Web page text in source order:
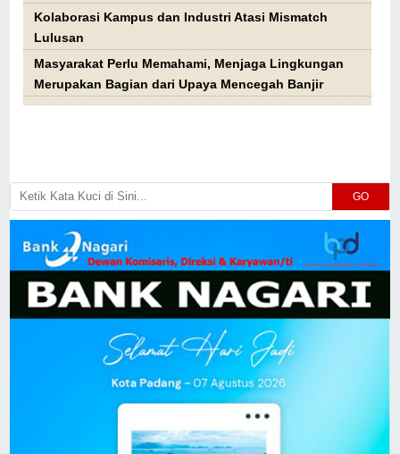
Kolaborasi Kampus dan Industri Atasi Mismatch
Lulusan
Masyarakat Perlu Memahami, Menjaga Lingkungan
Merupakan Bagian dari Upaya Mencegah Banjir
GO